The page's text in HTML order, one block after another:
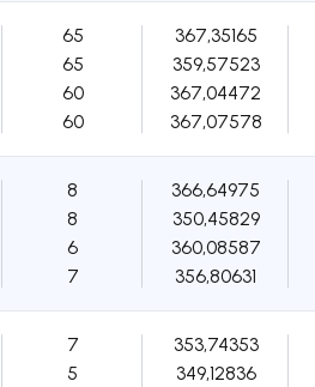
65
65
60
60
367,35165
359,57523
367,04472
367,07578
8
8
6
7
366,64975
350,45829
360,08587
356,80631
7
5
353,74353
349,12836